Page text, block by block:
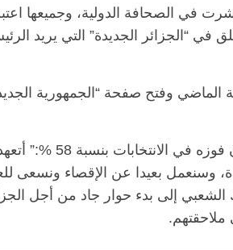
في الصحافة الدولية، وجميعها
“الجزائر الجديدة” التي يريد
وفتح صفحة “الجمهورية
وقال عبد المجيد تبون في أول كلمة له
وسنعمل بعيدا عن الإقصاء ونسعى
الشعبي إلى بدء حوار جاد من أجل
ملاحقتهم.